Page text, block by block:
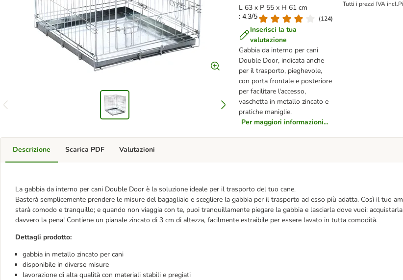
L 63 x P 55 x H 61 cm
: 4.3/5
(124)
Inserisci la tua
valutazione
Gabbia da interno per cani
Double Door, indicata anche
per il trasporto, pieghevole,
con porta frontale e posteriore
per facilitare l'accesso,
vaschetta in metallo zincato e
pratiche maniglie.
Per maggiori informazioni...
Tutti i prezzi IVA incl.
Descrizione
La gabbia da interno per cani Double Door è la soluzione ideale per il trasporto del tuo cane.
Basterà semplicemente prendere le misure del bagagliaio e scegliere la gabbia per il trasporto ad esso più adatta. Così il tuo
starà comodo e tranquillo; e quando non viaggia con te, puoi tranquillamente piegare la gabbia e lasciarla dove vuoi:
davvero la pena! Contiene un pianale zincato di 3 cm di altezza, facilmente estraibile per essere lavato in tutta comodità.
Dettagli prodotto:
gabbia in metallo zincato per cani
disponibile in diverse misure
lavorazione di alta qualità con materiali stabili e pregiati
Scarica PDF Valutazioni